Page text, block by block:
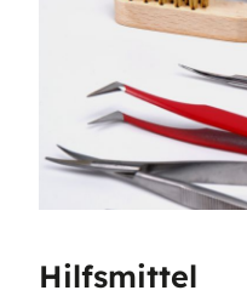
Hilfsmittel